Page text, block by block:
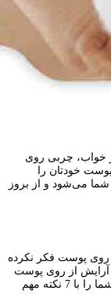
خواب، چربی روی
خودتان را
می‌شود و از بروز
روی پوست فکر نکرده
آرایش از روی پوست
خودتان استفاده کرده اید. در این مقاله سعی کردیم شما را با 7 نکته مهم